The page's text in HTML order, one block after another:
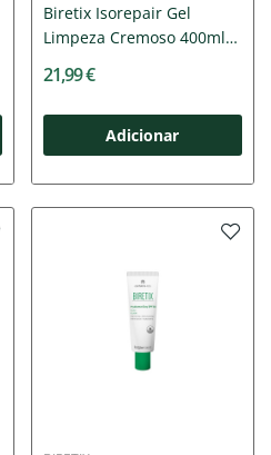
Biretix Isorepair Gel
Limpeza Cremoso 400ml
21,99 €
Adicionar